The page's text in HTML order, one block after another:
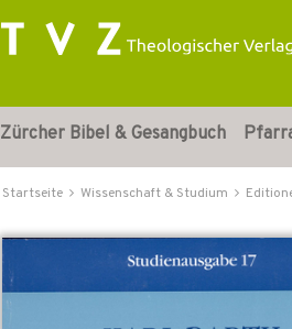
Zürcher Bibel & Gesangbuch
Startseite Wissenschaft & Studium